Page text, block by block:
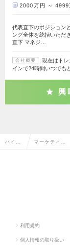
2000万円 ～ 4999
代表直下のポジション
ング全体を統括いただ
直下 マネジ…
会社概要
現在はト
インで24時間いつでも
興
ハイク マーケティン
利用規約
個人情報の取り扱い